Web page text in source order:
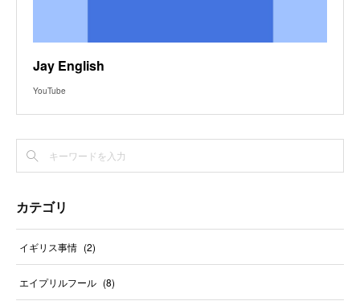
Jay English
YouTube
カテゴリ
イギリス事情 (2)
エイプリルフール (8)